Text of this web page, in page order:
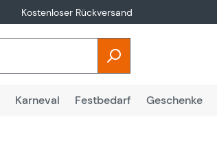
Kostenloser Rückversand
Karneval Festbedarf Geschenke